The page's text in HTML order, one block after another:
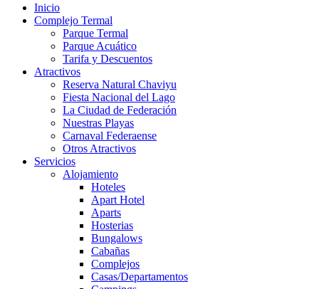
Inicio
Complejo Termal
Parque Termal
Parque Acuático
Tarifa y Descuentos
Atractivos
Reserva Natural Chaviyu
Fiesta Nacional del Lago
La Ciudad de Federación
Nuestras Playas
Carnaval Federaense
Otros Atractivos
Servicios
Alojamiento
Hoteles
Apart Hotel
Aparts
Hosterias
Bungalows
Cabañas
Complejos
Casas/Departamentos